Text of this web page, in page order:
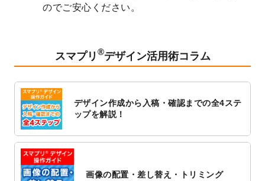
2023/3/2
パワーポイント版テンプレートをダウンロ
追加しました。
2023/1/13
4月始まりのカレンダーデザインテンプレー
2023/1/5
スタンプカードのデザインテンプレート
追加しました。
2022/12/26
止のお知らせ
2022/12/16
トを公開いたしました。
のでご安心ください。
スマプリ ®デザイン活用術コラム
デザイン作成から入稿・確認までの全4ステ
ップを解説！
画像の配置・差し替え・トリミング